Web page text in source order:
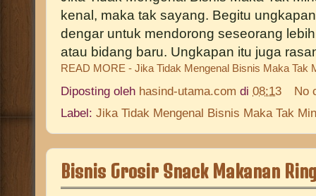
kenal, maka tak sayang. Begitu
dengar untuk mendorong seseorang
atau bidang baru. Ungkapan itu juga
READ MORE - Jika Tidak Mengenal Bisnis Maka Tak
Diposting oleh hasind-utama.com di 08:13
No
Label: Jika Tidak Mengenal Bisnis Maka Tak
Bisnis Grosir Snack Makanan